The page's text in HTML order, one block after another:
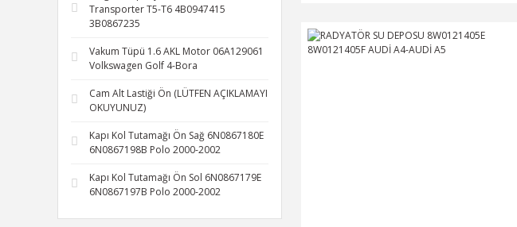
HENGST (1)
MAHER (1)
MAHLE (1)
MOTOCAR (1)
TETİK (1)
VEKA (1)
YAN SANAYİ (1)
Transporter T5-T6 4B0947415
3B0867235
Vakum Tüpü 1.6 AKL Motor 06A129061
Volkswagen Golf 4-Bora
Cam Alt Lastiği Ön (LÜTFEN AÇIKLAMAYI
OKUYUNUZ)
Kapı Kol Tutamağı Ön Sağ 6N0867180E
6N0867198B Polo 2000-2002
Kapı Kol Tutamağı Ön Sol 6N0867179E
6N0867197B Polo 2000-2002